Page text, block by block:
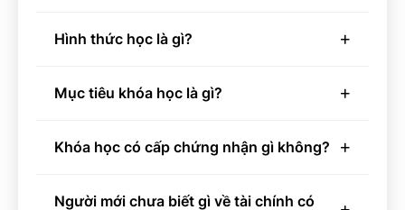
Hình thức học là gì?
Mục tiêu khóa học là gì?
Khóa học có cấp chứng nhận gì không?
Người mới chưa biết gì về tài chính có